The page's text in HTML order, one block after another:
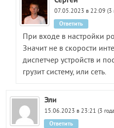
07.05.2023 в 22:09 (3
При входе в настройки
Значит не в скорости
диспетчер устройств и
грузит систему, или сеть.
Ответить
Эли
15.06.2023 в 23:21 (3
Ответить